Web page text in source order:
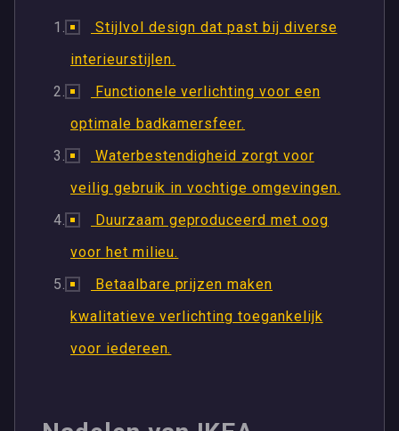
Stijlvol design dat past bij diverse
interieurstijlen.
Functionele verlichting voor een
optimale badkamersfeer.
Waterbestendigheid zorgt voor
veilig gebruik in vochtige omgevingen.
Duurzaam geproduceerd met oog
voor het milieu.
Betaalbare prijzen maken
kwalitatieve verlichting toegankelijk
voor iedereen.